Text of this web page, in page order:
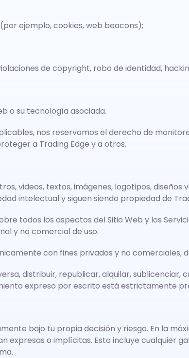
ejemplo, cookies, web beacons);
de copyright, robo de identidad,
o su tecnología asociada.
nos reservamos el derecho de
a Trading Edge y a otros.
videos, textos, imágenes, logotipos, diseños
intelectual y siguen siendo propiedad de
todos los aspectos del Sitio Web y los
y no comercial de uso.
con fines privados y no comerciales,
distribuir, republicar, alquilar,
expreso por escrito está estrictamente
bajo tu propia decisión y riesgo. En la
expresas o implícitas. Esto incluye cualquier